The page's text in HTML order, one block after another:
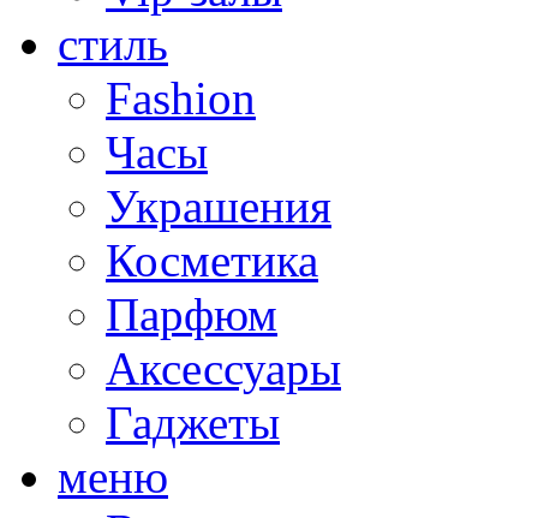
стиль
Fashion
Часы
Украшения
Косметика
Парфюм
Аксессуары
Гаджеты
меню